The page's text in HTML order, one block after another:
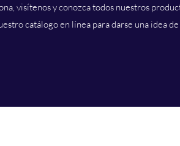
visítenos y conozca todos nuestros
catálogo en línea para darse una idea